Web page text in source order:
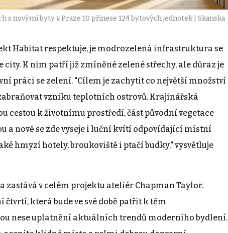
s novými byty v Praze 10 přinese 124 bytových jednotek | Skanska
Habitat respektuje, je modrozelená infrastruktura se
city. K nim patří již zmíněné zelené střechy, ale důraz je
práci se zelení. "Cílem je zachytit co největší množství
vzniku teplotních ostrovů. Krajinářská
cestou k životnímu prostředí, část původní vegetace
a nově se zde vyseje i luční kvítí odpovídající místní
hmyzí hotely, broukoviště i ptačí budky," vysvětluje
v celém projektu ateliér Chapman Taylor.
která bude ve své době patřit k těm
nese uplatnění aktuálních trendů moderního bydlení.